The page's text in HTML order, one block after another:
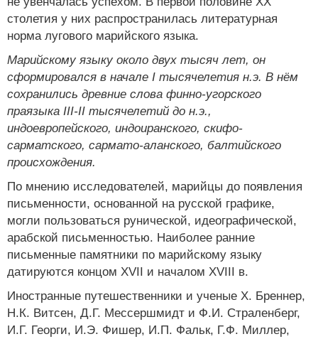
столетия у них распространилась литературная
норма лугового марийского языка.
Марийскому языку около двух тысяч лет, он
сформировался в начале I тысячелетия н.э. В нём
сохранились древние слова финно-угорского
праязыка III-II тысячелетий до н.э.,
индоевропейского, индоиранского, скифо-
сарматского, сармато-аланского, балтийского
происхождения.
По мнению исследователей, марийцы до появления
письменности, основанной на русской графике,
могли пользоваться рунической, идеографической,
арабской письменностью. Наиболее ранние
письменные памятники по марийскому языку
датируются концом XVII и началом XVIII в.
Иностранные путешественники и ученые Х. Бреннер,
Н.К. Витсен, Д.Г. Мессершмидт и Ф.И. Страленберг,
И.Г. Георги, И.Э. Фишер, И.П. Фальк, Г.Ф. Миллер,